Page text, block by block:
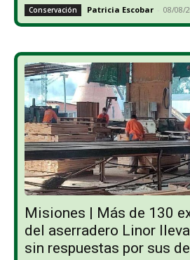
Conservación Patricia Escobar - 08/08/
Misiones | Más de 130
del aserradero Linor
sin respuestas por sus